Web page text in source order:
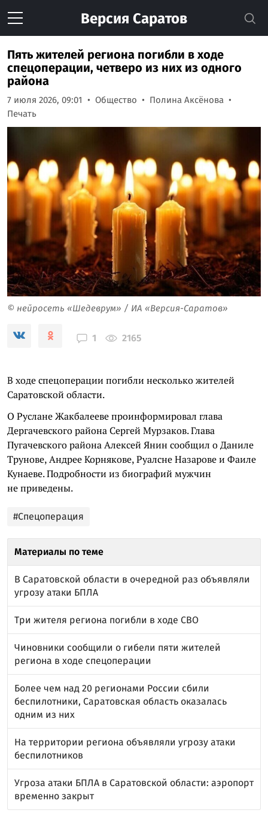
Версия Саратов
Пять жителей региона погибли в ходе
спецоперации, четверо из них из одного
района
7 июля 2026, 09:01 Общество
Полина Аксёнова
Печать
© нейросеть «Шедеврум» / ИА «Версия-Саратов»
1 2165
В ходе спецоперации погибли несколько жителей
Саратовской области.
О Руслане Жакбалееве проинформировал глава
Дергачевского района Сергей Мурзаков. Глава
Пугачевского района Алексей Янин сообщил о Даниле
Трунове, Андрее Корнякове, Руалсне Назарове и Фаиле
Кунаеве. Подробности из биографий мужчин
не приведены.
#Спецоперация
Материалы по теме
В Саратовской области в очередной раз объявляли
угрозу атаки БПЛА
Три жителя региона погибли в ходе СВО
Чиновники сообщили о гибели пяти жителей
региона в ходе спецоперации
Более чем над 20 регионами России сбили
беспилотники, Саратовская область оказалась
одним из них
На территории региона объявляли угрозу атаки
беспилотников
Угроза атаки БПЛА в Саратовской области: аэропорт
временно закрыт